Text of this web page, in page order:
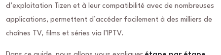
d’exploitation Tizen et à leur compatibilité avec de nombreuses
applications, permettent d’accéder facilement à des milliers de
chaînes TV, films et séries via l’IPTV.